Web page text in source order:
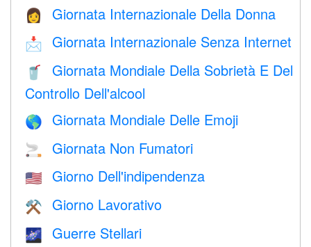
👩 Giornata Internazionale Della Donna
📩 Giornata Internazionale Senza Internet
🥤
Giornata Mondiale Della Sobrietà E Del
Controllo Dell'alcool
🌎 Giornata Mondiale Delle Emoji
🚬 Giornata Non Fumatori
🇺🇸 Giorno Dell'indipendenza
⚒️ Giorno Lavorativo
🌌 Guerre Stellari